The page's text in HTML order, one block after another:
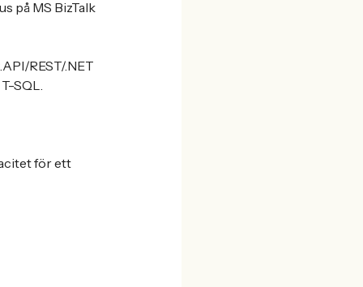
på MS BizTalk
REST/.NET
SQL.
för ett